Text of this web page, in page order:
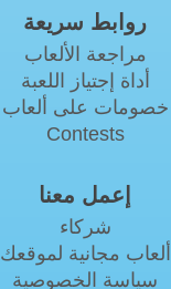
روابط سريعة
مراجعة الألعاب
أداة إجتياز اللعبة
خصومات على ألعاب
Contests
إعمل معنا
شركاء
ألعاب مجانية لموقعك
سياسة الخصوصية